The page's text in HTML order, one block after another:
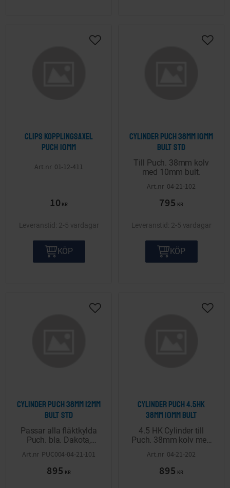
Clips kopplingsaxel
Puch 10mm
01-12-411
10 KR
Lägg till i önskelista
2-5 vardagar
KÖP
Cylinder Puch 38mm 10mm
bult STD
Till Puch. 38mm kolv
med 10mm bult.
04-21-102
795 KR
Lägg
2-5 vardagar
KÖP
Cylinder Puch 38mm 12mm
bult STD
Passar alla fläktkylda
Puch. bla. Dakota,
Nevada. Komplett inkl
kolv med 12mm bult.
PUC004-04-21-101
895 KR
Lägg till i önskelista
Cylinder Puch 4.5HK
38mm 10mm bult
4.5 HK Cylinder till
Puch. 38mm kolv med
04-21-202
895 KR
Lägg